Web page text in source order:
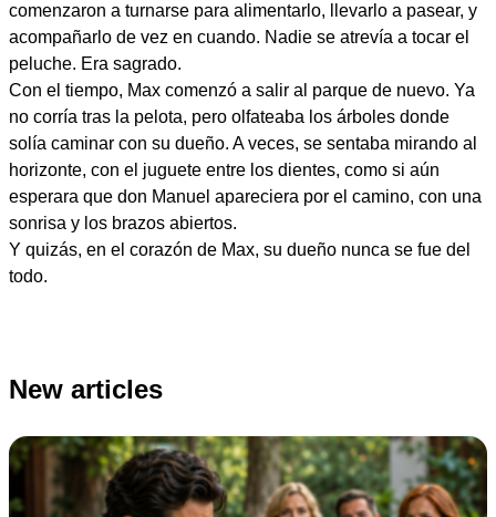
comenzaron a turnarse para alimentarlo, llevarlo a pasear, y
acompañarlo de vez en cuando. Nadie se atrevía a tocar el
peluche. Era sagrado.
Con el tiempo, Max comenzó a salir al parque de nuevo. Ya
no corría tras la pelota, pero olfateaba los árboles donde
solía caminar con su dueño. A veces, se sentaba mirando al
horizonte, con el juguete entre los dientes, como si aún
esperara que don Manuel apareciera por el camino, con una
sonrisa y los brazos abiertos.
Y quizás, en el corazón de Max, su dueño nunca se fue del
todo.
New articles